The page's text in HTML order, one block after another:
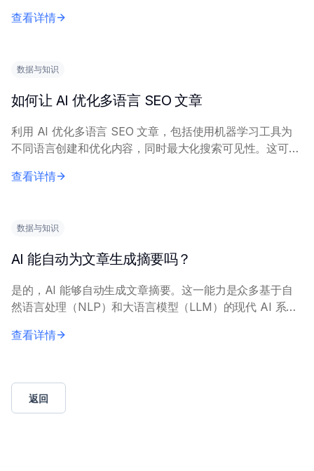
成需要高质量的输入数据和明确的目标...
查看详情
数据与知识
如何让 AI 优化多语言 SEO 文章
利用 AI 优化多语言 SEO 文章，包括使用机器学习工具为
不同语言创建和优化内容，同时最大化搜索可见性。这可通
要求包括具备多语言 NLP 能力的...
查看详情
数据与知识
AI 能自动为文章生成摘要吗？
是的，AI 能够自动生成文章摘要。这一能力是众多基于自
然语言处理（NLP）和大语言模型（LLM）的现代 AI 系统
实体和情感倾向，提取或抽象...
查看详情
返回